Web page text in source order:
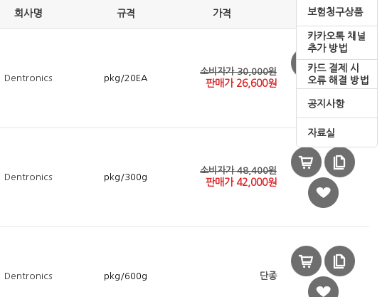
보험청구상품
카카오톡 채널
추가 방법
카드 결제 시
오류 해결 방법
공지사항
자료실
회사명 규격 가격
Dentronics pkg/20EA
소비자가 30,000원
판매가 26,600원
Dentronics pkg/300g
소비자가 48,400원
판매가 42,000원
Dentronics pkg/600g 단종